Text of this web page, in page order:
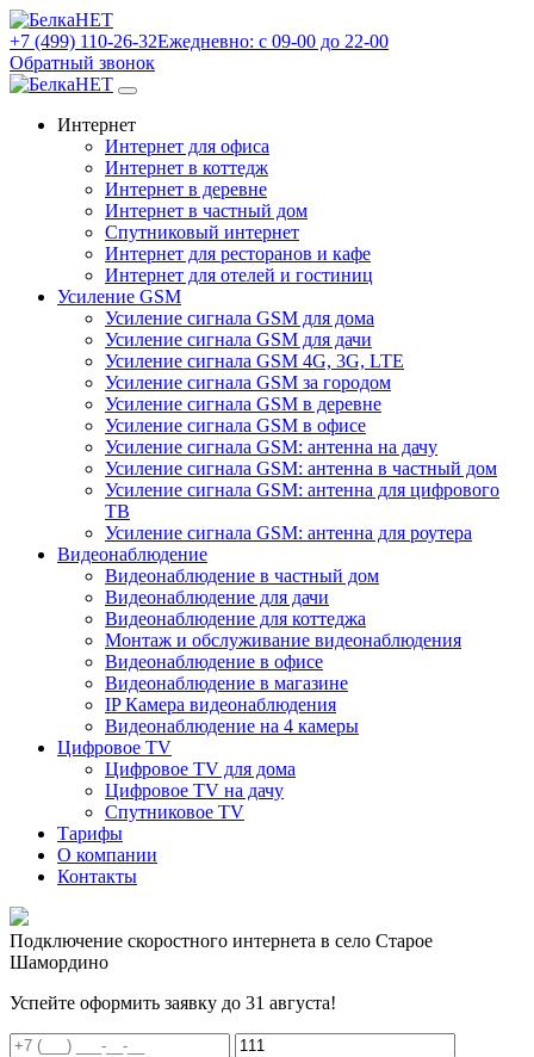
+7 (499) 110-26-32Ежедневно: с 09-00 до 22-00
Обратный звонок
Интернет
Интернет для офиса
Интернет в коттедж
Интернет в деревне
Интернет в частный дом
Спутниковый интернет
Интернет для ресторанов и кафе
Интернет для отелей и гостиниц
Усиление GSM
Усиление сигнала GSM для дома
Усиление сигнала GSM для дачи
Усиление сигнала GSM 4G, 3G, LTE
Усиление сигнала GSM за городом
Усиление сигнала GSM в деревне
Усиление сигнала GSM в офисе
Усиление сигнала GSM: антенна на дачу
Усиление сигнала GSM: антенна в частный дом
Усиление сигнала GSM: антенна для цифрового
ТВ
Усиление сигнала GSM: антенна для роутера
Видеонаблюдение
Видеонаблюдение в частный дом
Видеонаблюдение для дачи
Видеонаблюдение для коттеджа
Монтаж и обслуживание видеонаблюдения
Видеонаблюдение в офисе
Видеонаблюдение в магазине
IP Камера видеонаблюдения
Видеонаблюдение на 4 камеры
Цифровое TV
Цифровое TV для дома
Цифровое TV на дачу
Спутниковое TV
Тарифы
О компании
Контакты
Подключение скоростного интернета в село Старое
Шамордино
Успейте оформить заявку до 31 августа!